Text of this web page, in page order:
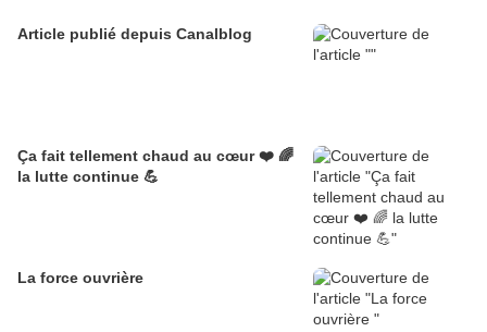
Article publié depuis Canalblog
Ça fait tellement chaud au cœur ❤️ 🌈
la lutte continue 💪
La force ouvrière